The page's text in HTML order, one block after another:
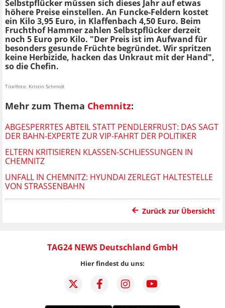
Selbstpflücker müssen sich dieses Jahr auf etwas
höhere Preise einstellen. An Funcke-Feldern kostet
ein Kilo 3,95 Euro, in Klaffenbach 4,50 Euro. Beim
Fruchthof Hammer zahlen Selbstpflücker derzeit
noch 5 Euro pro Kilo. "Der Preis ist im Aufwand für
besonders gesunde Früchte begründet. Wir spritzen
keine Herbizide, hacken das Unkraut mit der Hand",
so die Chefin.
Titelfoto: Kristin Schmidt
Mehr zum Thema Chemnitz:
ABGESPERRTES ABTEIL STATT PENDLERFRUST: DAS SAGT
DER BAHN-EXPERTE ZUR VIP-FAHRT DER POLITIKER
ELTERN KRITISIEREN KLASSEN-SCHLIESSUNGEN IN C
HEMNITZ
UNFALL IN CHEMNITZ: HYUNDAI ZERLEGT HALTESTELLE
VON STRASSENBAHN
Zurück zur Übersicht
TAG24 NEWS Deutschland GmbH
Hier findest du uns: